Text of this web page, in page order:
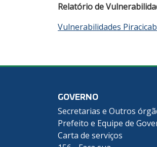
Relatório de
Vulnerabilidades
GOVERNO
Secretarias e Outros
Prefeito e Equipe de
Carta de serviços